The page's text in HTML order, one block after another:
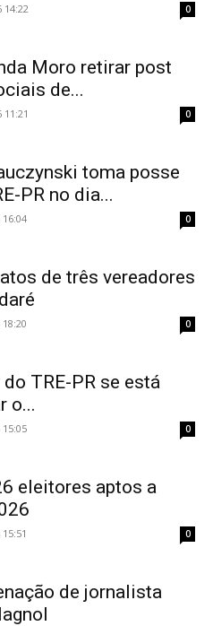
14:22 0
Moro retirar post
de...
0
toma posse
PR no dia...
0
de três vereadores
0
TRE-PR se está
o...
0
eleitores aptos a
0
de jornalista